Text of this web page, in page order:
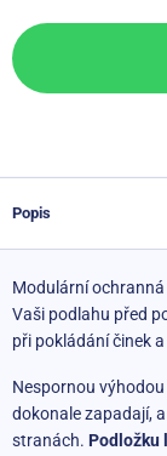
Popis
Modulární
Vaši podlahu před
při pokládání činek
Nespornou
dokonale zapadají,
stranách. Podložku